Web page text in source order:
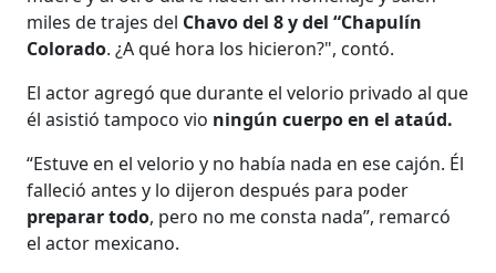
miles de trajes del Chavo del 8 y del “Chapulín
Colorado. ¿A qué hora los hicieron?", contó.
El actor agregó que durante el velorio privado al que
él asistió tampoco vio ningún cuerpo en el ataúd.
“Estuve en el velorio y no había nada en ese cajón. Él
falleció antes y lo dijeron después para poder
preparar todo, pero no me consta nada”, remarcó
el actor mexicano.